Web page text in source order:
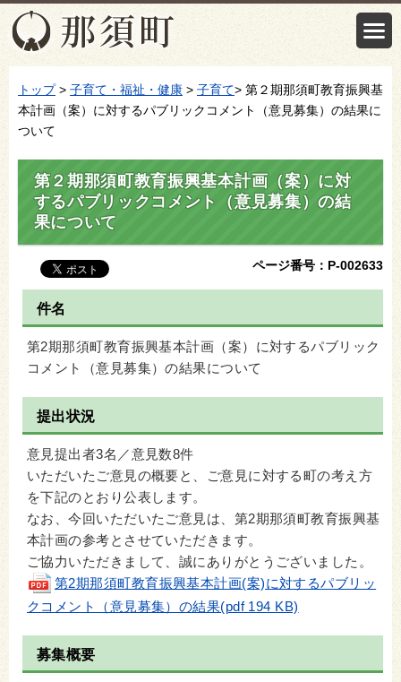
トップ> 子育て・福祉・健康 > 子育て> 第２期那須町教育振興基
本計画（案）に対するパブリックコメント（意見募集）の結果に
ついて
第２期那須町教育振興基本計画（案）に対
するパブリックコメント（意見募集）の結
果について
ページ番号：P-002633
件名
第2期那須町教育振興基本計画（案）に対するパブリック
コメント（意見募集）の結果について
提出状況
意見提出者3名／意見数8件
いただいたご意見の概要と、ご意見に対する町の考え方
を下記のとおり公表します。
なお、今回いただいたご意見は、第2期那須町教育振興基
本計画の参考とさせていただきます。
ご協力いただきまして、誠にありがとうございました。
第2期那須町教育振興基本計画(案)に対するパブリッ
クコメント（意見募集）の結果(pdf 194 KB)
募集概要